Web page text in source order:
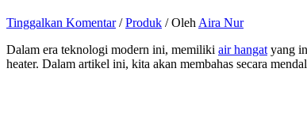
Tinggalkan Komentar /Produk / Oleh Aira Nur
Dalam era teknologi modern ini, memiliki air hangat yang
heater. Dalam artikel ini, kita akan membahas secara